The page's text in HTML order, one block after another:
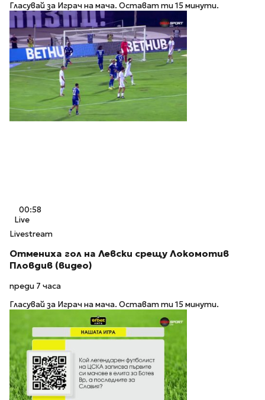
Гласувай за Играч на мача. Остават ти 15 минути.
00:58
Live
Livestream
Отмениха гол на Левски срещу Локомотив
Пловдив (видео)
преди 7 часа
Гласувай за Играч на мача. Остават ти 15 минути.